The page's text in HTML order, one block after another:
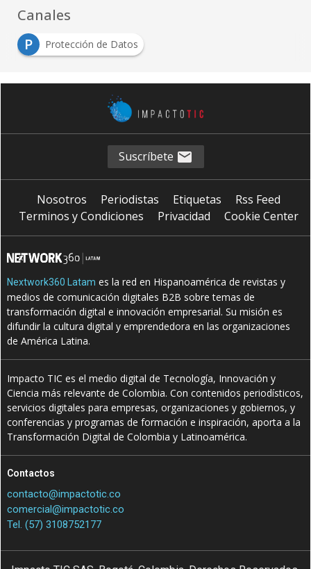
Canales
P
Protección de Datos
Suscríbete
Nosotros Periodistas Etiquetas
Rss Feed
Terminos y Condiciones
Privacidad Cookie Center
Nextwork360 Latam es la red en Hispanoamérica de revistas y
medios de comunicación digitales B2B sobre temas de
transformación digital e innovación empresarial. Su misión es
difundir la cultura digital y emprendedora en las organizaciones
de América Latina.
Impacto TIC es el medio digital de Tecnología, Innovación y
Ciencia más relevante de Colombia. Con contenidos periodísticos,
servicios digitales para empresas, organizaciones y gobiernos, y
conferencias y programas de formación e inspiración, aporta a la
Transformación Digital de Colombia y Latinoamérica.
Contactos
contacto@impactotic.co
comercial@impactotic.co
Tel. (57) 3108752177